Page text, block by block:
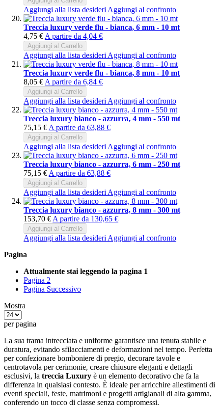
Aggiungi alla lista desideri Aggiungi al confronto
Treccia luxury verde flu - bianca, 6 mm - 10 mt
4,75 € A partire da 4,04 €
Aggiungi al Carrello
Aggiungi alla lista desideri Aggiungi al confronto
Treccia luxury verde flu - bianca, 8 mm - 10 mt
8,05 € A partire da 6,84 €
Aggiungi al Carrello
Aggiungi alla lista desideri Aggiungi al confronto
Treccia luxury bianco - azzurra, 4 mm - 550 mt
75,15 € A partire da 63,88 €
Aggiungi al Carrello
Aggiungi alla lista desideri Aggiungi al confronto
Treccia luxury bianco - azzurra, 6 mm - 250 mt
75,15 € A partire da 63,88 €
Aggiungi al Carrello
Aggiungi alla lista desideri Aggiungi al confronto
Treccia luxury bianco - azzurra, 8 mm - 300 mt
153,70 € A partire da 130,65 €
Aggiungi al Carrello
Aggiungi alla lista desideri Aggiungi al confronto
Pagina
Attualmente stai leggendo la pagina 1
Pagina 2
Pagina Successivo
Mostra
per pagina
La sua trama intrecciata e uniforme garantisce una tenuta stabile e
duratura, evitando sfilacciamenti e deformazioni nel tempo. Perfetta
per confezionare bomboniere di pregio, decorare tavole e
centrotavola per cerimonie, creare chiusure eleganti e dettagli
esclusivi, la treccia Luxury è un elemento decorativo che fa la
differenza in qualsiasi contesto. È ideale per arricchire allestimenti di
eventi speciali, feste, matrimoni e progetti artigianali di alta gamma,
conferendo un tocco di classe senza compromessi.